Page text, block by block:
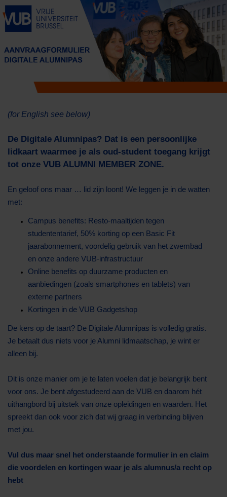
(for English see below)
De Digitale Alumnipas? Dat is een persoonlijke
lidkaart waarmee je als oud-student toegang krijgt
tot onze VUB ALUMNI MEMBER ZONE.
En geloof ons maar … lid zijn loont! We leggen je in de watten
met:
Campus benefits: Resto-maaltijden tegen
studententarief, 50% korting op een Basic Fit
jaarabonnement, voordelig gebruik van het zwembad
en onze andere VUB-infrastructuur
Online benefits op duurzame producten en
aanbiedingen (zoals smartphones en tablets) van
externe partners
Kortingen in de VUB Gadgetshop
De kers op de taart? De Digitale Alumnipas is volledig gratis.
Je betaalt dus niets voor je Alumni lidmaatschap, je wint er
alleen bij.
Dit is onze manier om je te laten voelen dat je belangrijk bent
voor ons. Je bent afgestudeerd aan de VUB en daarom hét
uithangbord bij uitstek van onze opleidingen en waarden. Het
spreekt dan ook voor zich dat wij graag in verbinding blijven
met jou.
Vul dus maar snel het onderstaande formulier in en claim
die voordelen en kortingen waar je als alumnus/a recht op
hebt